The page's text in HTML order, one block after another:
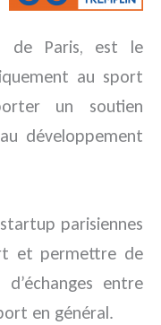
de Paris, est le
au sport
un soutien
développement
parisiennes
et permettre de
entre
en général.